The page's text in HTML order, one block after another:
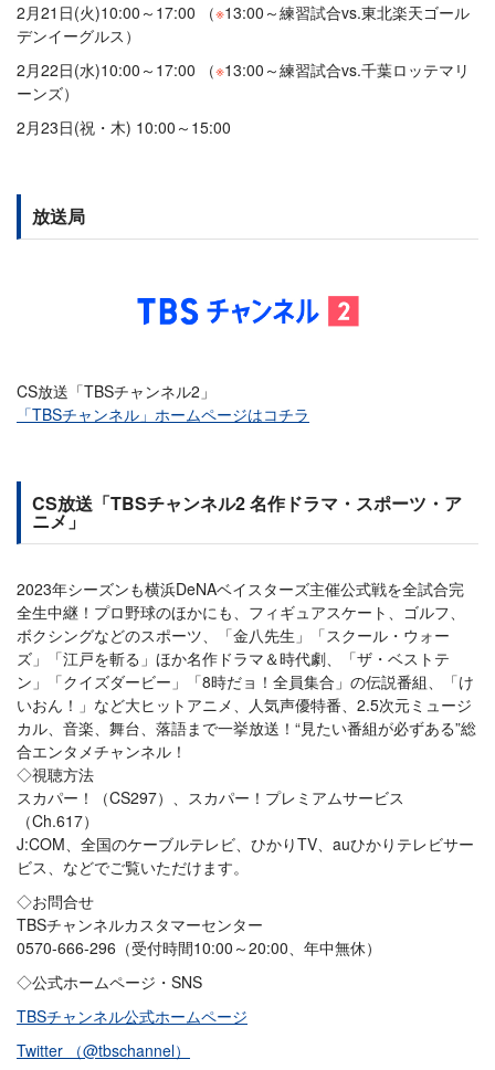
2月21日(火)10:00～17:00 （※13:00～練習試合vs.東北楽天ゴール
デンイーグルス）
2月22日(水)10:00～17:00 （※13:00～練習試合vs.千葉ロッテマリ
ーンズ）
2月23日(祝・木) 10:00～15:00
放送局
CS放送「TBSチャンネル2」
「TBSチャンネル」ホームページはコチラ
CS放送「TBSチャンネル2 名作ドラマ・スポーツ・ア
ニメ」
2023年シーズンも横浜DeNAベイスターズ主催公式戦を全試合完
全生中継！プロ野球のほかにも、フィギュアスケート、ゴルフ、
ボクシングなどのスポーツ、「金八先生」「スクール・ウォー
ズ」「江戸を斬る」ほか名作ドラマ＆時代劇、「ザ・ベストテ
ン」「クイズダービー」「8時だョ！全員集合」の伝説番組、「け
いおん！」など大ヒットアニメ、人気声優特番、2.5次元ミュージ
カル、音楽、舞台、落語まで一挙放送！“見たい番組が必ずある”総
合エンタメチャンネル！
◇視聴方法
スカパー！（CS297）、スカパー！プレミアムサービス
（Ch.617）
J:COM、全国のケーブルテレビ、ひかりTV、auひかりテレビサー
ビス、などでご覧いただけます。
◇お問合せ
TBSチャンネルカスタマーセンター
0570-666-296（受付時間10:00～20:00、年中無休）
◇公式ホームページ・SNS
TBSチャンネル公式ホームページ
Twitter （@tbschannel）